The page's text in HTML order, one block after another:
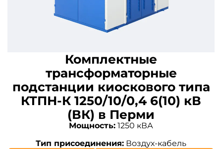
Комплектные
трансформаторные
подстанции киоскового типа
КТПН-К 1250/10/0,4 6(10) кВ
(ВК) в Перми
Мощность: 1250 кВА
Тип присоединения: Воздух-кабель